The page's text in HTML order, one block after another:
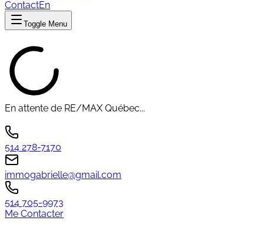
ContactEn
Toggle Menu
En attente de RE/MAX Québec...
514 278-7170
immogabrielle@gmail.com
514 705-9973
Me Contacter